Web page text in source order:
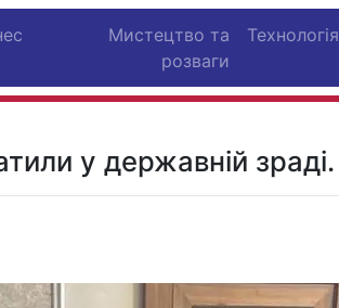
Мистецтво та
розваги
Технологія
у державній зраді.